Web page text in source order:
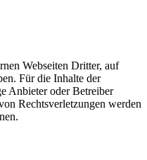
Webseiten Dritter, auf
Für die Inhalte der
Anbieter oder Betreiber
Rechtsverletzungen werden